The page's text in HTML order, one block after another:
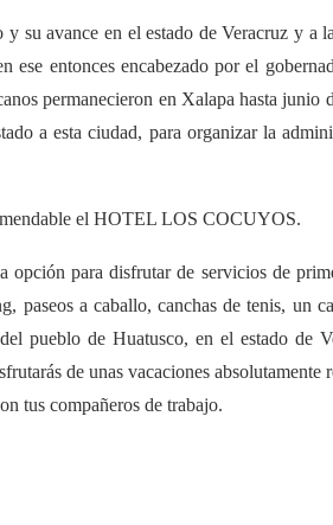
su avance en el estado de Veracruz y a
entonces encabezado por el
permanecieron en Xalapa hasta junio
a esta ciudad, para organizar la
el HOTEL LOS COCUYOS.
opción para disfrutar de servicios de
paseos a caballo, canchas de tenis, un
pueblo de Huatusco, en el estado de
de unas vacaciones absolutamente
tus compañeros de trabajo.